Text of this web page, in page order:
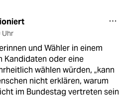
Uhr
und Wähler in einem
Kandidaten oder eine
wählen würden, „kann
nicht erklären, warum
im Bundestag vertreten sein